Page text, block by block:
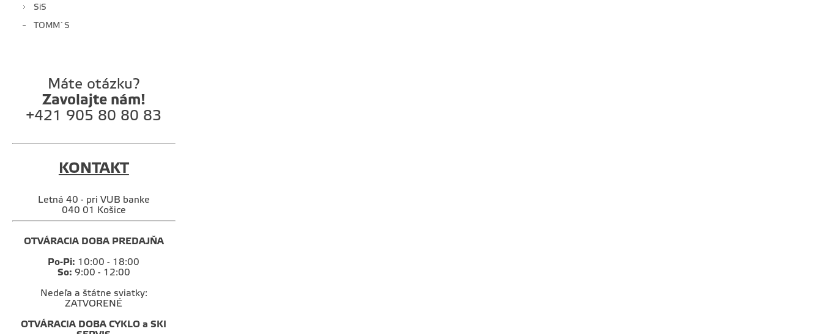
SiS
TOMM`S
Máte otázku?
Zavolajte nám!
+421 905 80 80 83
KONTAKT
Letná 40 - pri VUB banke
040 01 Košice
OTVÁRACIA DOBA PREDAJŇA
Po-Pi: 10:00 - 18:00
So: 9:00 - 12:00
Nedeľa a štátne sviatky:
ZATVORENÉ
OTVÁRACIA DOBA CYKLO a SKI